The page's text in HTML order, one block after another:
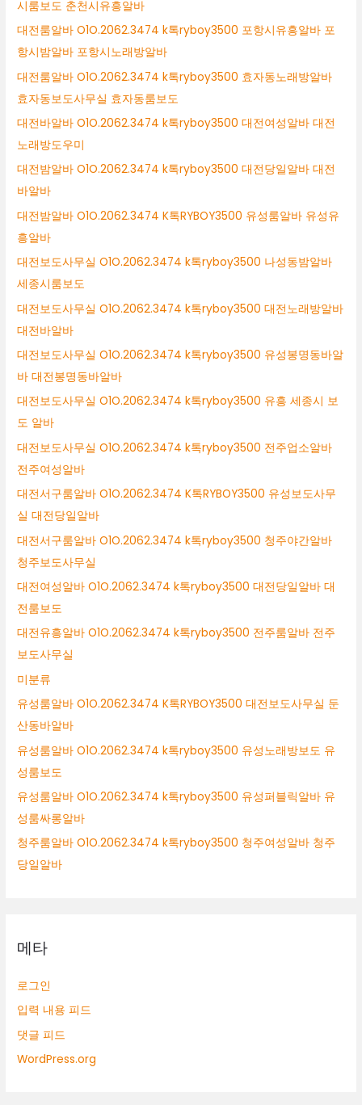
시룸보도 춘천시유흥알바
대전룸알바 O1O.2062.3474 k톡ryboy3500 포항시유흥알바 포
항시밤알바 포항시노래방알바
대전룸알바 O1O.2062.3474 k톡ryboy3500 효자동노래방알바
효자동보도사무실 효자동룸보도
대전바알바 O1O.2062.3474 k톡ryboy3500 대전여성알바 대전
노래방도우미
대전밤알바 O1O.2062.3474 k톡ryboy3500 대전당일알바 대전
바알바
대전밤알바 O1O.2062.3474 K톡RYBOY3500 유성룸알바 유성유
흥알바
대전보도사무실 O1O.2062.3474 k톡ryboy3500 나성동밤알바
세종시룸보도
대전보도사무실 O1O.2062.3474 k톡ryboy3500 대전노래방알바
대전바알바
대전보도사무실 O1O.2062.3474 k톡ryboy3500 유성봉명동바알
바 대전봉명동바알바
대전보도사무실 O1O.2062.3474 k톡ryboy3500 유흥 세종시 보
도 알바
대전보도사무실 O1O.2062.3474 k톡ryboy3500 전주업소알바
전주여성알바
대전서구룸알바 O1O.2062.3474 K톡RYBOY3500 유성보도사무
실 대전당일알바
대전서구룸알바 O1O.2062.3474 k톡ryboy3500 청주야간알바
청주보도사무실
대전여성알바 O1O.2062.3474 k톡ryboy3500 대전당일알바 대
전룸보도
대전유흥알바 O1O.2062.3474 k톡ryboy3500 전주룸알바 전주
보도사무실
미분류
유성룸알바 O1O.2062.3474 K톡RYBOY3500 대전보도사무실 둔
산동바알바
유성룸알바 O1O.2062.3474 k톡ryboy3500 유성노래방보도 유
성룸보도
유성룸알바 O1O.2062.3474 k톡ryboy3500 유성퍼블릭알바 유
성룸싸롱알바
청주룸알바 O1O.2062.3474 k톡ryboy3500 청주여성알바 청주
당일알바
메타
로그인
입력 내용 피드
댓글 피드
WordPress.org